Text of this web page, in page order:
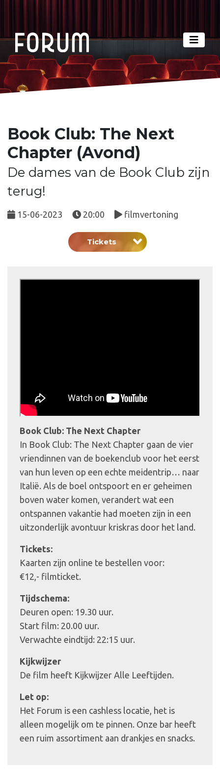
Book Club: The Next
Chapter (Avond)
De dames van de Book Club zijn
terug!
15-06-2023 20:00 filmvertoning
Tickets
Book Club: The Next Chapter
In Book Club: The Next Chapter gaan de vier
vriendinnen van de boekenclub voor het eerst
van hun leven op een echte meidentrip… naar
Italië. Als de boel ontspoort en er geheimen
boven water komen, verandert wat een
ontspannen vakantie had moeten zijn in een
uitzonderlijk avontuur kriskras door het land.
Tickets:
Kaarten zijn online te bestellen voor:
€12,- filmticket.
Tijdschema:
Deuren open: 19.30 uur.
Start film: 20.00 uur.
Verwachte eindtijd: 22:15 uur.
Kijkwijzer
De film heeft Kijkwijzer Alle Leeftijden.
Let op:
Het Forum is een cashless locatie, het is
alleen mogelijk om te pinnen. Onze bar heeft
een ruim assortiment aan drankjes en snacks.